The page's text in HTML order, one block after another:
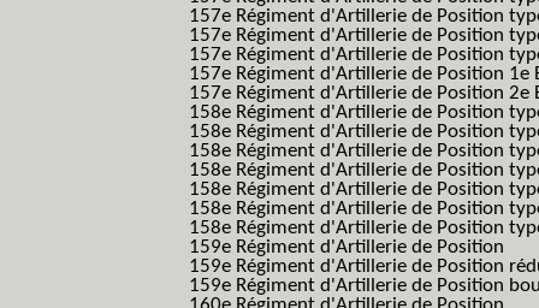
157e Régiment d'Artillerie de Position
157e Régiment d'Artillerie de Position
157e Régiment d'Artillerie de Position
157e Régiment d'Artillerie de Position 1e
157e Régiment d'Artillerie de Position 2e
158e Régiment d'Artillerie de Position
158e Régiment d'Artillerie de Position
158e Régiment d'Artillerie de Position
158e Régiment d'Artillerie de Position
158e Régiment d'Artillerie de Position
158e Régiment d'Artillerie de Position
158e Régiment d'Artillerie de Position
159e Régiment d'Artillerie de Position
159e Régiment d'Artillerie de Position
159e Régiment d'Artillerie de Position